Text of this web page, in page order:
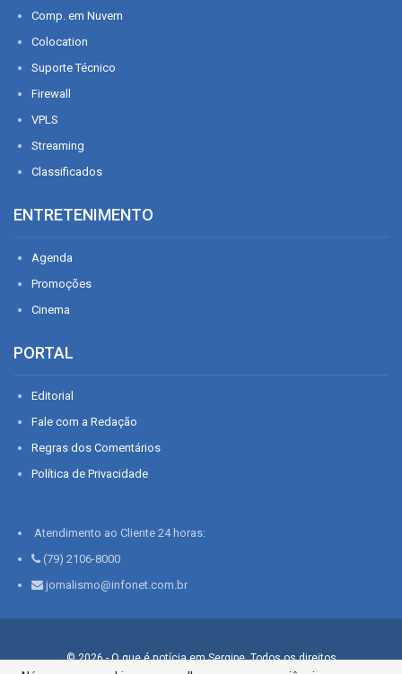
Comp. em Nuvem
Colocation
Suporte Técnico
Firewall
VPLS
Streaming
Classificados
ENTRETENIMENTO
Agenda
Promoções
Cinema
PORTAL
Editorial
Fale com a Redação
Regras dos Comentários
Política de Privacidade
Atendimento ao Cliente 24 horas:
(79) 2106-8000
jornalismo@infonet.com.br
© 2026 - O que é notícia em Sergipe. Todos os direitos